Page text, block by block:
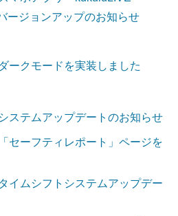
ージョンアップのお知らせ
ダークモードを実装しました
システムアップデートのお知らせ
「セーフティレポート」ページを
タイムシフトシステムアップデー